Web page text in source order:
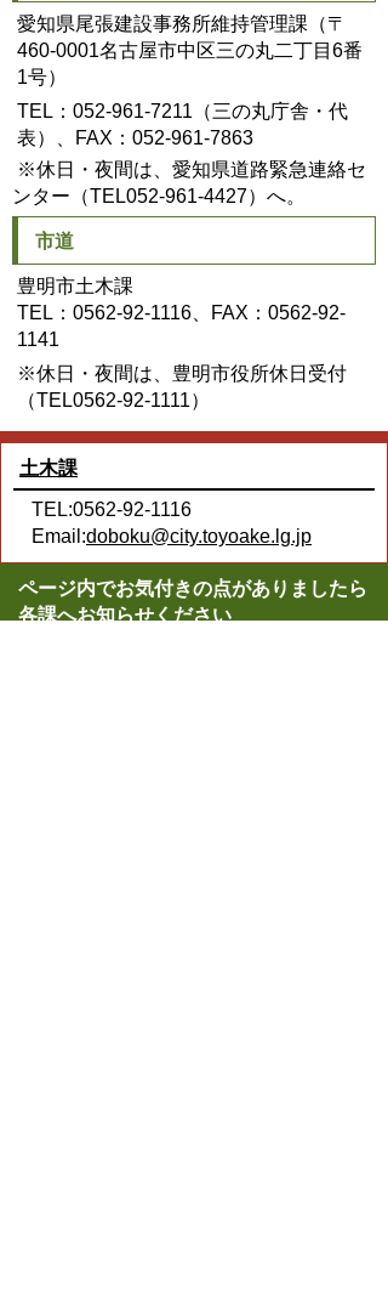
愛知県尾張建設事務所維持管理課（〒
460-0001名古屋市中区三の丸二丁目6番
1号）
TEL：052-961-7211（三の丸庁舎・代
表）、FAX：052-961-7863
※休日・夜間は、愛知県道路緊急連絡セ
ンター（TEL052-961-4427）へ。
市道
豊明市土木課
TEL：0562-92-1116、FAX：0562-92-
1141
※休日・夜間は、豊明市役所休日受付
（TEL0562-92-1111）
土木課
TEL:0562-92-1116
Email:doboku@city.toyoake.lg.jp
ページ内でお気付きの点がありましたら
各課へお知らせください